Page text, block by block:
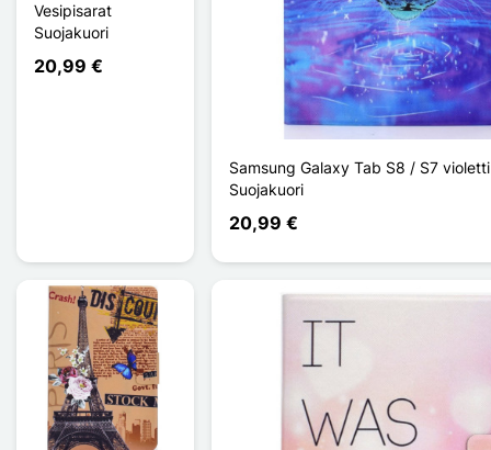
Vesipisarat
Suojakuori
20,99 €
Samsung Galaxy Tab S8 / S7
Suojakuori
20,99 €